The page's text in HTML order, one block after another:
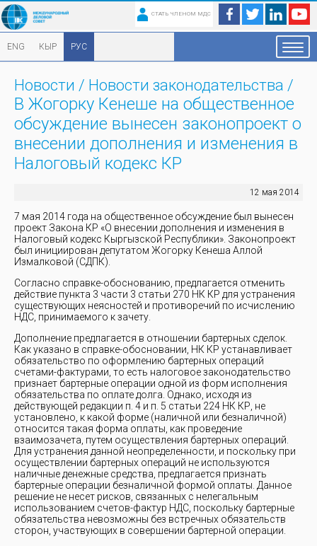
СТАТЬ ЧЛЕНОМ МДС
ENG КЫР РУС
Новости / Новости законодательства /
В Жогорку Кенеше на общественное
обсуждение вынесен законопроект о
внесении дополнения и изменения в
Налоговый кодекс КР
12 мая 2014
7 мая 2014 года на общественное обсуждение был вынесен
проект Закона КР «О внесении дополнения и изменения в
Налоговый кодекс Кыргызской Республики». Законопроект
был инициирован депутатом Жогорку Кенеша Аллой
Измалковой (СДПК).
Согласно справке-обоснованию, предлагается отменить
действие пункта 3 части 3 статьи 270 НК КР для устранения
существующих неясностей и противоречий по исчислению
НДС, принимаемого к зачету.
Дополнение предлагается в отношении бартерных сделок.
Как указано в справке-обосновании, НК КР устанавливает
обязательство по оформлению бартерных операций
счетами-фактурами, то есть налоговое законодательство
признает бартерные операции одной из форм исполнения
обязательства по оплате долга. Однако, исходя из
действующей редакции п. 4 и п. 5 статьи 224 НК КР, не
установлено, к какой форме (наличной или безналичной)
относится такая форма оплаты, как проведение
взаимозачета, путем осуществления бартерных операций.
Для устранения данной неопределенности, и поскольку при
осуществлении бартерных операций не используются
наличные денежные средства, предлагается признать
бартерные операции безналичной формой оплаты. Данное
решение не несет рисков, связанных с нелегальным
использованием счетов-фактур НДС, поскольку бартерные
обязательства невозможны без встречных обязательств
сторон, участвующих в совершении бартерной операции.